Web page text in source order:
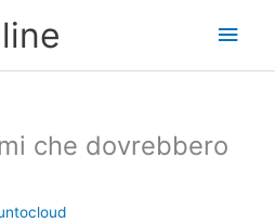
che dovrebbero